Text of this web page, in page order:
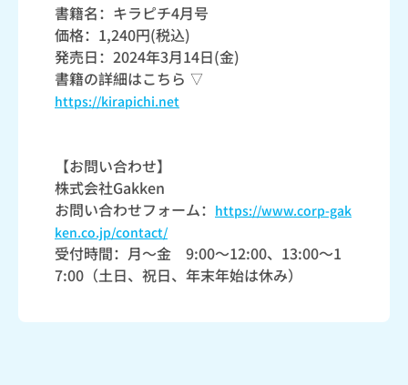
書籍名：キラピチ4月号
価格：1,240円(税込)
発売日：2024年3月14日(金)
書籍の詳細はこちら ▽
https://kirapichi.net
【お問い合わせ】
株式会社Gakken
お問い合わせフォーム： https://www.corp-gak
ken.co.jp/contact/
受付時間：月～金 9:00～12:00、13:00～1
7:00（土日、祝日、年末年始は休み）